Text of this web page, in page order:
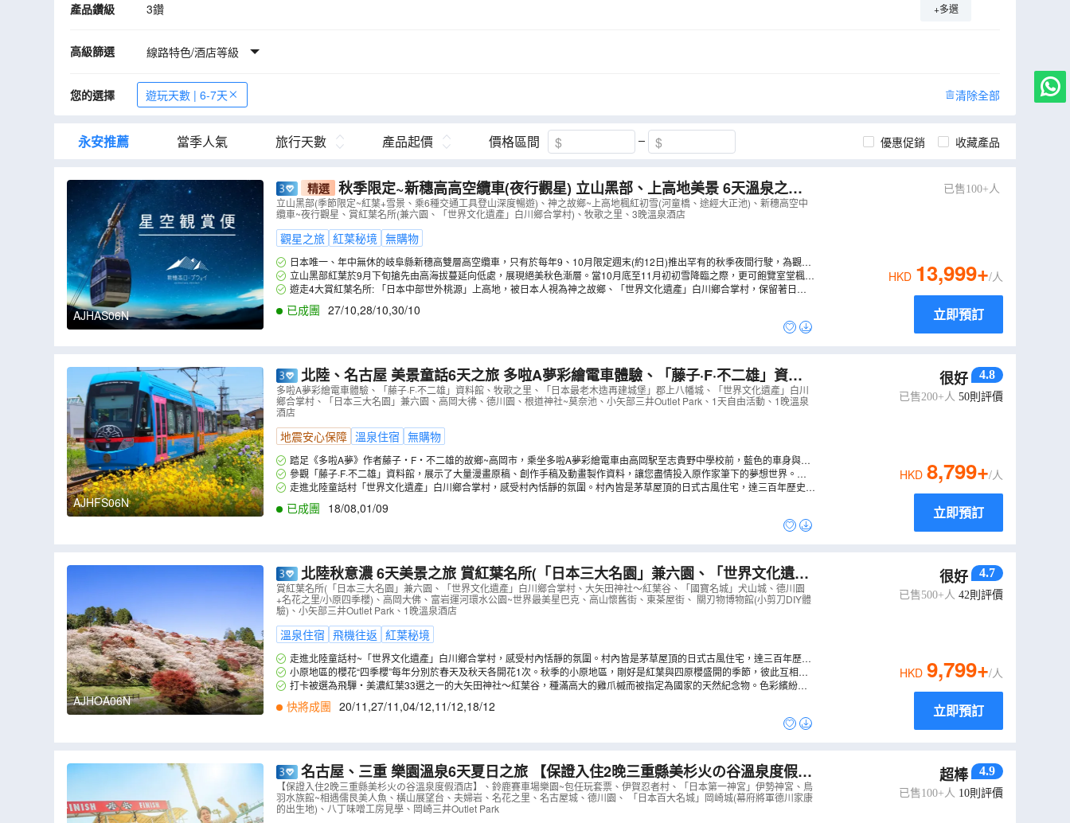
產品鑽級 3鑽 +多選
高級篩選 線路特色/酒店等級
您的選擇 遊玩天數 | 6-7天 清除全部
永安推薦 當季人氣 旅行天數 產品起價 價格區間 優惠促銷 收藏產品
AJHAS06N
精選 秋季限定~新穗高高空纜車(夜行觀星) 立山黑部、上高地美景 6天溫泉之旅
季節限定~紅葉+雪景、乘6種交通工具登山深度暢遊、新穗高空中纜車~夜行觀星、賞
紅葉《限定出發: 10月27,28,30日》（ AJHAS06N）
立山黑部(季節限定~紅葉+雪景、乘6種交通工具登山深度暢遊)、神之故鄉~上高地楓紅初雪(河童橋、途經大正池)、新穗高空中
纜車~夜行觀星、賞紅葉名所(兼六園、「世界文化遺產」白川鄉合掌村)、牧歌之里、3晚溫泉酒店
觀星之旅 紅葉秘境 無購物
日本唯一、年中無休的岐阜縣新穗高雙層高空纜車，只有於每年9、10月限定週末(約12日)推出罕有的秋季夜間行駛，為觀星
的好時機！特別安排乘坐高空纜車由新穗高溫泉站出發，前往2156米高空中展望台，以更近距離觀賞令人感動的滿天繁星，天文
愛好者絕對不能錯過！(註6)
立山黑部紅葉於9月下旬搶先由高海拔蔓延向低處，展現絕美秋色漸層。當10月底至11月初初雪降臨之際，更可飽覽室堂楓紅
映襯白雪與黑部水壩紅葉及藍湖交織的夢幻奇景！特別安排深度暢遊立山黑部，乘坐6種交通工具(包括電纜車，無軌電車及空中
索道等)暢遊立山黑部不同景區，欣賞秋季獨有的自然奇觀。(註3,4)
遊走4大賞紅葉名所: 「日本中部世外桃源」上高地，被日本人視為神之故鄉、「世界文化遺產」白川鄉合掌村，保留著日本
原始生態風景的合掌古建築村落、「飛驒美濃紅葉33選之一 」平湯瀑布，秋季震撼的峽谷紅葉美景、以及「日本三大名園」兼六
園，細味一步一景之秋日古典美。(註4)
已成團 27/10,28/10,30/10
已售100+人
HKD 13,999+/人
立即預訂
AJHFS06N
北陸、名古屋 美景童話6天之旅 多啦A夢彩繪電車體驗、「藤子·F·不二雄」資料
館、牧歌之里、「日本最老木造再建城堡」郡上八幡城、「世界文化遺產」白川鄉合
掌村、「日本三大名園」兼六園、高岡大彿、德川園（AJHFS06N）
多啦A夢彩繪電車體驗、「藤子·F·不二雄」資料館、牧歌之里、「日本最老木造再建城堡」郡上八幡城、「世界文化遺產」白川
鄉合掌村、「日本三大名園」兼六園、高岡大彿、德川園、根道神社~莫奈池、小矢部三井Outlet Park、1天自由活動、1晚溫泉
酒店
地震安心保障 溫泉住宿 無購物
踏足《多啦A夢》作者藤子‧F‧不二雄的故鄉~高岡市，乘坐多啦A夢彩繪電車由高岡駅至志貴野中學校前，藍色的車身與車
廂內都充滿多啦A夢元素，最特別的是車門設計成「任意門」，步入車廂猶如進入多啦A夢的童夢時光！(註2)
參觀「藤子·F·不二雄」資料館，展示了大量漫畫原稿、創作手稿及動畫製作資料，讓您盡情投入原作家筆下的夢想世界。或
走到戶外，與實體化的多啦A夢、任意門等模型道具打卡拍照，是漫畫迷絕對不能錯過的朝聖地。(註2)
走進北陸童話村「世界文化遺產」白川鄉合掌村，感受村內恬靜的氛圍。村內皆是茅草屋頂的日式古風住宅，達三百年歷史之
久。遊走岐阜縣必去的秘密花園~根道神社的莫奈池，宛如莫奈「睡蓮」般絕美池塘，如夢似幻!
已成團 18/08,01/09
很好 4.8
已售200+人 50則評價
HKD 8,799+/人
立即預訂
AJHOA06N
北陸秋意濃 6天美景之旅 賞紅葉名所(「日本三大名園」兼六園、「世界文化遺
產」白川鄉合掌村、大矢田神社〜紅葉谷、「國寶名城」犬山城、德川園+名花之里/
小原四季櫻)、1晚溫泉酒店（AJHOA06N）
賞紅葉名所(「日本三大名園」兼六園、「世界文化遺產」白川鄉合掌村、大矢田神社〜紅葉谷、「國寶名城」犬山城、德川園
+名花之里/小原四季櫻)、高岡大佛、富岩運河環水公園~世界最美星巴克、高山懷舊街、東茶屋街、 關刃物博物館(小剪刀DIY體
驗)、小矢部三井Outlet Park、1晚溫泉酒店
溫泉住宿 飛機往返 紅葉秘境
走進北陸童話村~「世界文化遺產」白川鄉合掌村，感受村內恬靜的氛圍。村內皆是茅草屋頂的日式古風住宅，達三百年歷史
之久。秋天的合掌村，周圍環繞滿山金黃色與鮮紅交錯的楓葉林，絕美如畫。(註4)
小原地區的櫻花“四季櫻”每年分別於春天及秋天各開花1次。秋季的小原地區，剛好是紅葉與四原櫻盛開的季節，彼此互相競
艷，各不相讓。漫山遍野的粉紅色四季櫻和點綴於其中的艷麗紅葉，如此瑰麗卻又奇妙的景色，令人陶醉。(11月15-26日出發適
用) (註4)
打卡被選為飛驒‧美濃紅葉33選之一的大矢田神社〜紅葉谷，種滿高大的雞爪槭而被指定為國家的天然紀念物。色彩繽紛的
紅葉，與大矢田神社社殿的巧妙雕刻形成對比，相當有看頭。(註4)
快將成團 20/11 ,27/11 ,04/12,11/12,18/12
很好 4.7
已售500+人 42則評價
HKD 9,799+/人
立即預訂
名古屋、三重 樂園溫泉6天夏日之旅 【保證入住2晚三重縣美杉火の谷溫泉度假酒
店】、鈴鹿賽車場樂園~包任玩套票、「日本第一神宮」伊勢神宮、鳥羽水族館~相遇
儒艮美人魚、「日本百大名城」岡崎城（AJHGS06N）
【保證入住2晚三重縣美杉火の谷溫泉度假酒店】、鈴鹿賽車場樂園~包任玩套票、伊賀忍者村、「日本第一神宮」伊勢神宮、鳥
羽水族館~相遇儒艮美人魚、橫山展望台、夫婦岩、名花之里、名古屋城、德川園、 「日本百大名城」岡崎城(幕府將軍德川家康
的出生地)、八丁味噌工房見學、岡崎三井Outlet Park
超棒 4.9
已售100+人 10則評價